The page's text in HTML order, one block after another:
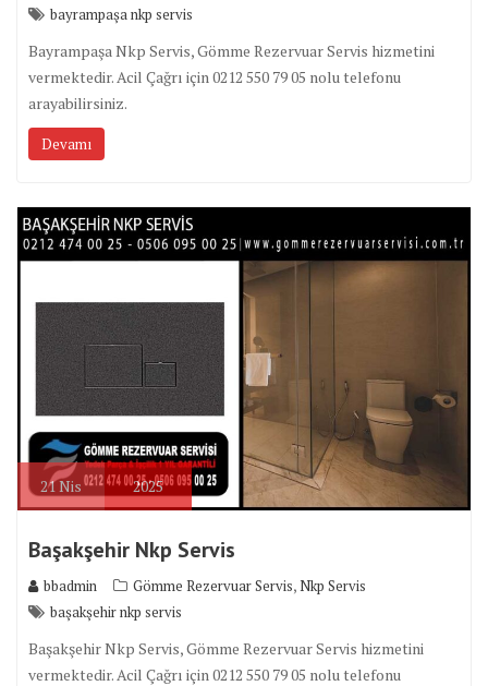
bayrampaşa nkp servis
Bayrampaşa Nkp Servis, Gömme Rezervuar Servis hizmetini
vermektedir. Acil Çağrı için 0212 550 79 05 nolu telefonu
arayabilirsiniz.
Devamı
21Nis 2025
Başakşehir Nkp Servis
bbadmin Gömme Rezervuar Servis, Nkp Servis
başakşehir nkp servis
Başakşehir Nkp Servis, Gömme Rezervuar Servis hizmetini
vermektedir. Acil Çağrı için 0212 550 79 05 nolu telefonu